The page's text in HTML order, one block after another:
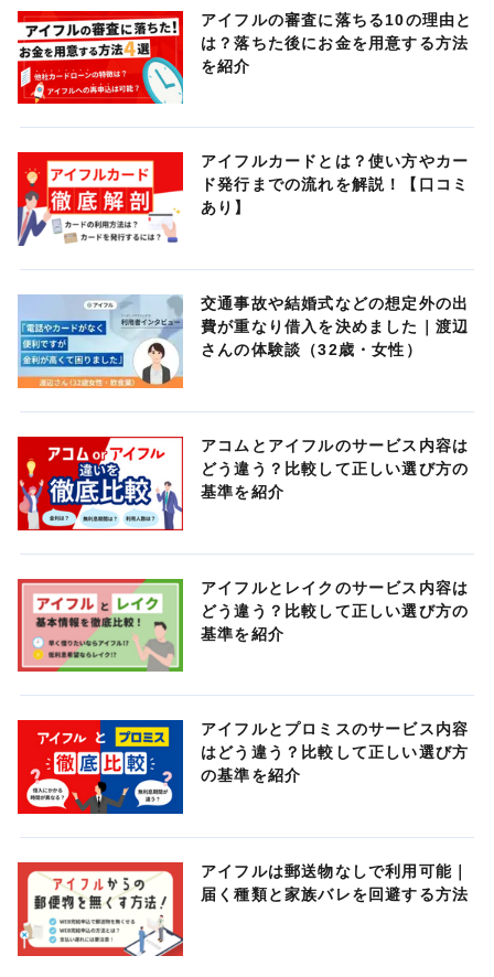
アイフルの審査に落ちる10の理由と
は？落ちた後にお金を用意する方法
を紹介
アイフルカードとは？使い方やカー
ド発行までの流れを解説！【口コミ
あり】
交通事故や結婚式などの想定外の出
費が重なり借入を決めました｜渡辺
さんの体験談（32歳・女性）
アコムとアイフルのサービス内容は
どう違う？比較して正しい選び方の
基準を紹介
アイフルとレイクのサービス内容は
どう違う？比較して正しい選び方の
基準を紹介
アイフルとプロミスのサービス内容
はどう違う？比較して正しい選び方
の基準を紹介
アイフルは郵送物なしで利用可能｜
届く種類と家族バレを回避する方法